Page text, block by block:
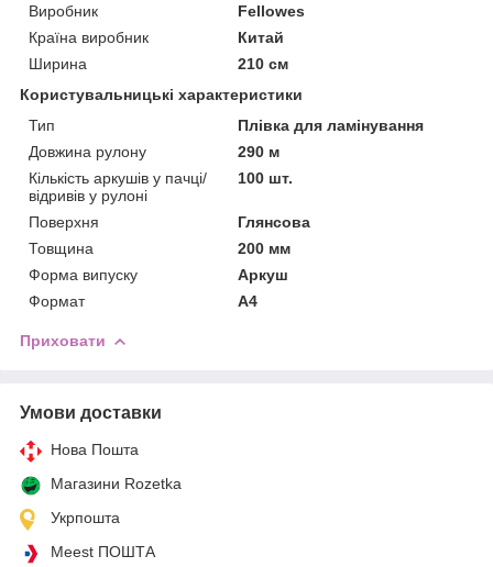
Виробник
Fellowes
Країна виробник
Китай
Ширина
210 см
Користувальницькі характеристики
Тип
Плівка для ламінування
Довжина рулону
290 м
Кількість аркушів у пачці/
відривів у рулоні
100 шт.
Поверхня
Глянсова
Товщина
200 мм
Форма випуску
Аркуш
Формат
A4
Приховати
Умови доставки
Нова Пошта
Магазини Rozetka
Укрпошта
Meest ПОШТА